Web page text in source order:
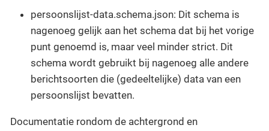
persoonslijst-data.schema.json: Dit schema is
nagenoeg gelijk aan het schema dat bij het vorige
punt genoemd is, maar veel minder strict. Dit
schema wordt gebruikt bij nagenoeg alle andere
berichtsoorten die (gedeeltelijke) data van een
persoonslijst bevatten.
Documentatie rondom de achtergrond en